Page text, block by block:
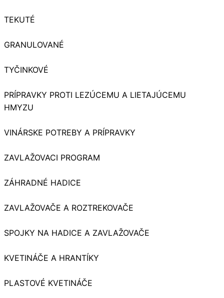
TEKUTÉ
GRANULOVANÉ
TYČINKOVÉ
PRÍPRAVKY PROTI LEZÚCEMU A LIETAJÚCEMU
HMYZU
VINÁRSKE POTREBY A PRÍPRAVKY
ZAVLAŽOVACI PROGRAM
ZÁHRADNÉ HADICE
ZAVLAŽOVAČE A ROZTREKOVAČE
SPOJKY NA HADICE A ZAVLAŽOVAČE
KVETINÁČE A HRANTÍKY
PLASTOVÉ KVETINÁČE